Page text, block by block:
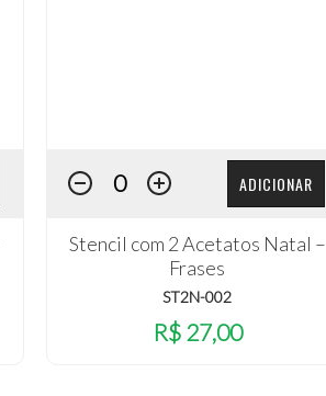
ADICIONAR
Stencil com 2 Acetatos Natal –
Frases
ST2N-002
R$ 27,00